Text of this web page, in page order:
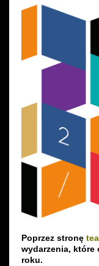
Poprzez stronę
wydarzenia, które
roku.